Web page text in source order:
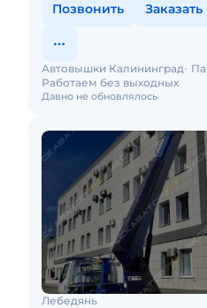
Позвонить Заказать
Давно не обновлялось
Автовышки Калининград
Работаем без выходных
Лебедянь